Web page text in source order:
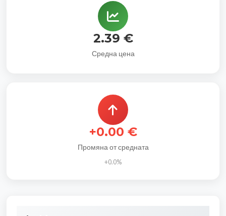
2.39 €
Средна цена
+0.00 €
Промяна от средната
+0.0%